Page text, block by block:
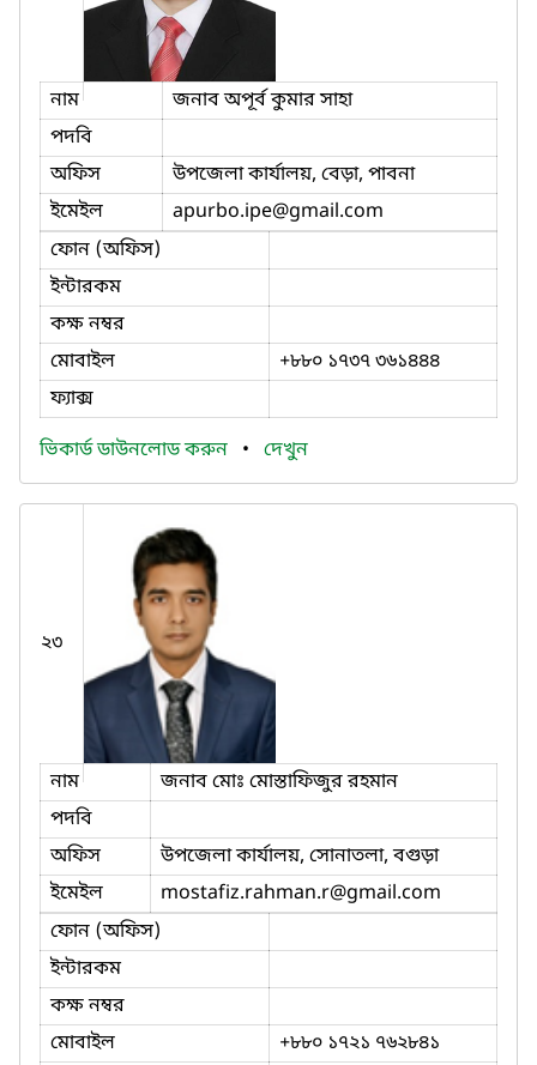
নাম
জনাব অপূর্ব কুমার সাহা
পদবি
অফিস
উপজেলা কার্যালয়, বেড়া, পাবনা
ইমেইল
apurbo.ipe@gmail.com
ফোন (অফিস)
ইন্টারকম
কক্ষ নম্বর
মোবাইল
+৮৮০ ১৭৩৭ ৩৬১৪৪৪
ফ্যাক্স
ভিকার্ড ডাউনলোড করুন • দেখুন
২৩
নাম
জনাব মোঃ মোস্তাফিজুর রহমান
পদবি
অফিস
উপজেলা কার্যালয়, সোনাতলা, বগুড়া
ইমেইল
mostafiz.rahman.r@gmail.com
ফোন (অফিস)
ইন্টারকম
কক্ষ নম্বর
মোবাইল
+৮৮০ ১৭২১ ৭৬২৮৪১